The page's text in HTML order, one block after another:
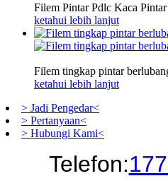
Filem Pintar Pdlc Kaca
ketahui lebih lanjut
Filem tingkap pintar
ketahui lebih lanjut
> Jadi Pengedar<
> Pertanyaan<
> Hubungi Kami<
Telefon: